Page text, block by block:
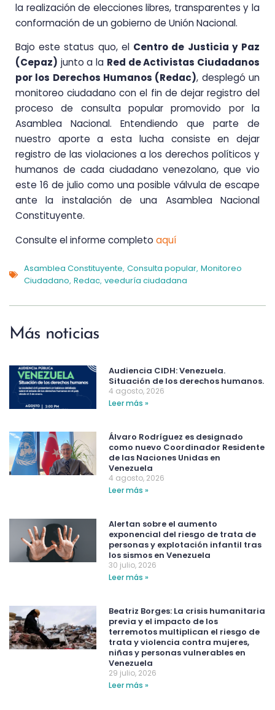
la realización de elecciones libres, transparentes y la
conformación de un gobierno de Unión Nacional.
Bajo este status quo, el Centro de Justicia y Paz
(Cepaz) junto a la Red de Activistas Ciudadanos
por los Derechos Humanos (Redac), desplegó un
monitoreo ciudadano con el fin de dejar registro del
proceso de consulta popular promovido por la
Asamblea Nacional. Entendiendo que parte de
nuestro aporte a esta lucha consiste en dejar
registro de las violaciones a los derechos políticos y
humanos de cada ciudadano venezolano, que vio
este 16 de julio como una posible válvula de escape
ante la instalación de una Asamblea Nacional
Constituyente.
Consulte el informe completo aquí
Asamblea Constituyente, Consulta popular, Monitoreo
Ciudadano, Redac, veeduría ciudadana
Más noticias
Audiencia CIDH: Venezuela.
Situación de los derechos humanos.
4 agosto, 2026
Leer más »
Álvaro Rodríguez es designado
como nuevo Coordinador Residente
de las Naciones Unidas en
Venezuela
4 agosto, 2026
Leer más »
Alertan sobre el aumento
exponencial del riesgo de trata de
personas y explotación infantil tras
los sismos en Venezuela
30 julio, 2026
Leer más »
Beatriz Borges: La crisis humanitaria
previa y el impacto de los
terremotos multiplican el riesgo de
trata y violencia contra mujeres,
niñas y personas vulnerables en
Venezuela
29 julio, 2026
Leer más »